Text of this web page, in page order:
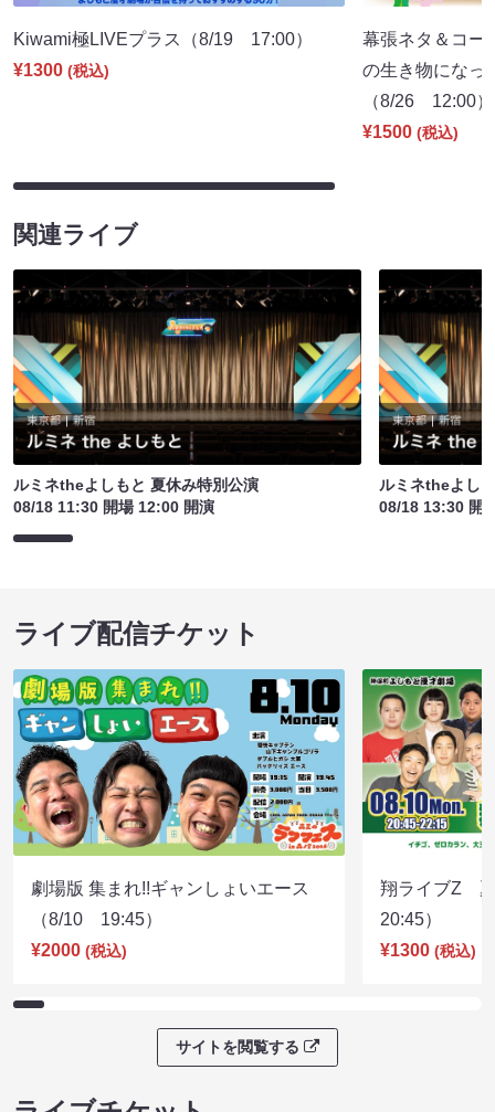
Kiwami極LIVEプラス（8/19 17:00）
¥1300 (税込)
幕張ネタ＆コー
の生き物になっ
（8/26 12:00）
¥1500 (税込)
関連ライブ
ルミネtheよしもと 夏休み特別公演
08/18 11:30 開場 12:00 開演
ルミネtheよし
08/18 13:30 開
ライブ配信チケット
劇場版 集まれ!!ギャンしょいエース
（8/10 19:45）
¥2000 (税込)
翔ライブZ
20:45）
¥1300 (税込)
サイトを閲覧する